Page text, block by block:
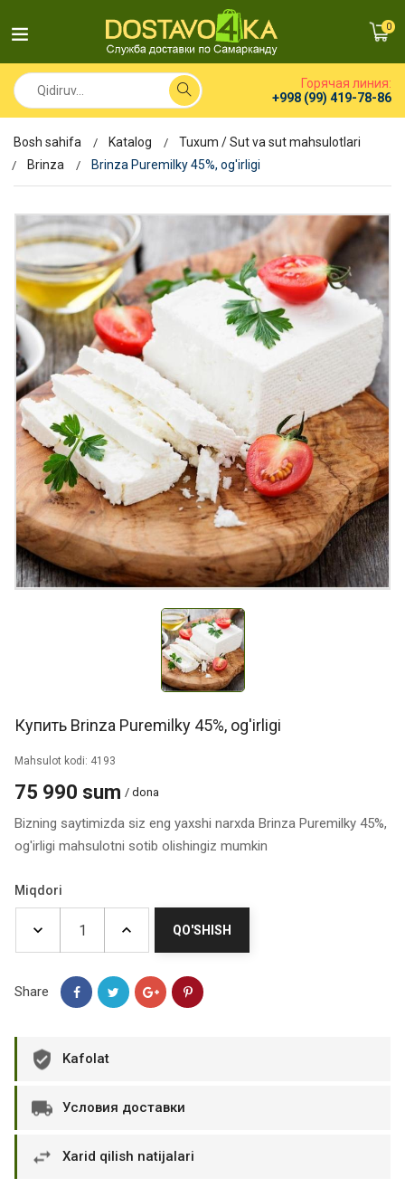
0
Горячая линия:
+998 (99) 419-78-86
Bosh sahifa Katalog
Tuxum / Sut va sut mahsulotlari
Brinza
Brinza Puremilky 45%, og'irligi
Купить Brinza Puremilky 45%, og'irligi
Mahsulot kodi: 4193
75 990 sum / dona
Bizning saytimizda siz eng yaxshi narxda Brinza Puremilky 45%,
og'irligi mahsulotni sotib olishingiz mumkin
Miqdori
QO'SHISH
Share
Kafolat
Условия доставки
Xarid qilish natijalari